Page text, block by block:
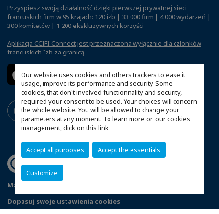
Our website uses cookies and others trackers to ease it
usage, improve its performance and security. Some
cookies, that don't involved functionnality and security,
required your consent to be used. Your choices will concern
the whole website. You will be allowed to change your
parameters at any moment. To learn more on our cookies
management,click on this link.
Accept all purposes Accept the essentials
Customize
Przyspiesz swoją działalność dzięki pierwszej prywatnej sieci
francuskich firm w 95 krajach: 120 izb | 33 000 firm | 4 000 wydarzeń |
300 komitetów | 1 200 ekskluzywnych korzyści
Aplikacja CCIFI Connect jest przeznaczona wyłącznie dla członków
francuskich Izb za granicą.
Mapa witryny
Dopasuj swoje ustawienia cookies